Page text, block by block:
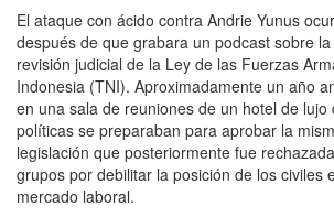
El ataque con ácido contra Andrie Yunus
después de que grabara un podcast sobre
revisión judicial de la Ley de las Fuerzas
Indonesia (TNI). Aproximadamente un año
en una sala de reuniones de un hotel de lujo
políticas se preparaban para aprobar la
legislación que posteriormente fue
grupos por debilitar la posición de los civiles
mercado laboral.